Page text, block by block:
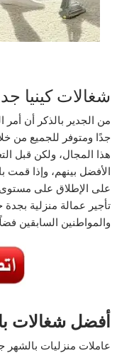
شغالات كينيا
من الجدير بالذكر أن
جدًا ومتوفر للجميع من
هذا المجال، ولكن قبل
الأفضل بينهم، وإذا
على الإطلاق على
تأجير عمالة منزلية بجدة
والمواطنين السابقين
أفضل شغالات
عاملات منزليات